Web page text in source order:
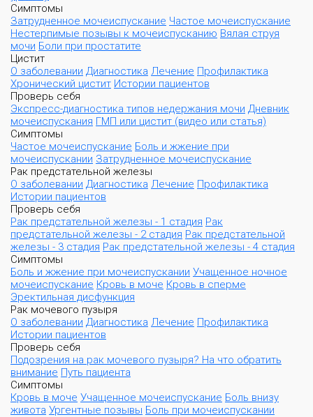
Симптомы
Затрудненное мочеиспускание Частое мочеиспускание
Нестерпимые позывы к мочеиспусканию Вялая струя
мочи Боли при простатите
Цистит
О заболевании Диагностика Лечение Профилактика
Хронический цистит Истории пациентов
Проверь себя
Экспресс-диагностика типов недержания мочи Дневник
мочеиспускания ГМП или цистит (видео или статья)
Симптомы
Частое мочеиспускание Боль и жжение при
мочеиспускании Затрудненное мочеиспускание
Рак предстательной железы
О заболевании Диагностика Лечение Профилактика
Истории пациентов
Проверь себя
Рак предстательной железы - 1 стадия Рак
предстательной железы - 2 стадия Рак предстательной
железы - 3 стадия Рак предстательной железы - 4 стадия
Симптомы
Боль и жжение при мочеиспускании Учащенное ночное
мочеиспускание Кровь в моче Кровь в сперме
Эректильная дисфункция
Рак мочевого пузыря
О заболевании Диагностика Лечение Профилактика
Истории пациентов
Проверь себя
Подозрения на рак мочевого пузыря? На что обратить
внимание Путь пациента
Симптомы
Кровь в моче Учащенное мочеиспускание Боль внизу
живота Ургентные позывы Боль при мочеиспускании